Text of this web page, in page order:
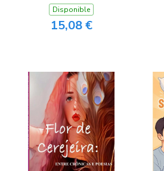
Disponible
15,08 €